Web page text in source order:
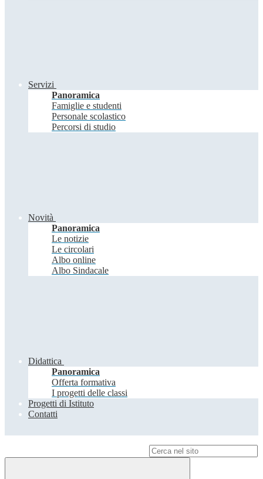
Servizi
Panoramica
Famiglie e studenti
Personale scolastico
Percorsi di studio
Novità
Panoramica
Le notizie
Le circolari
Albo online
Albo Sindacale
Didattica
Panoramica
Offerta formativa
I progetti delle classi
Progetti di Istituto
Contatti